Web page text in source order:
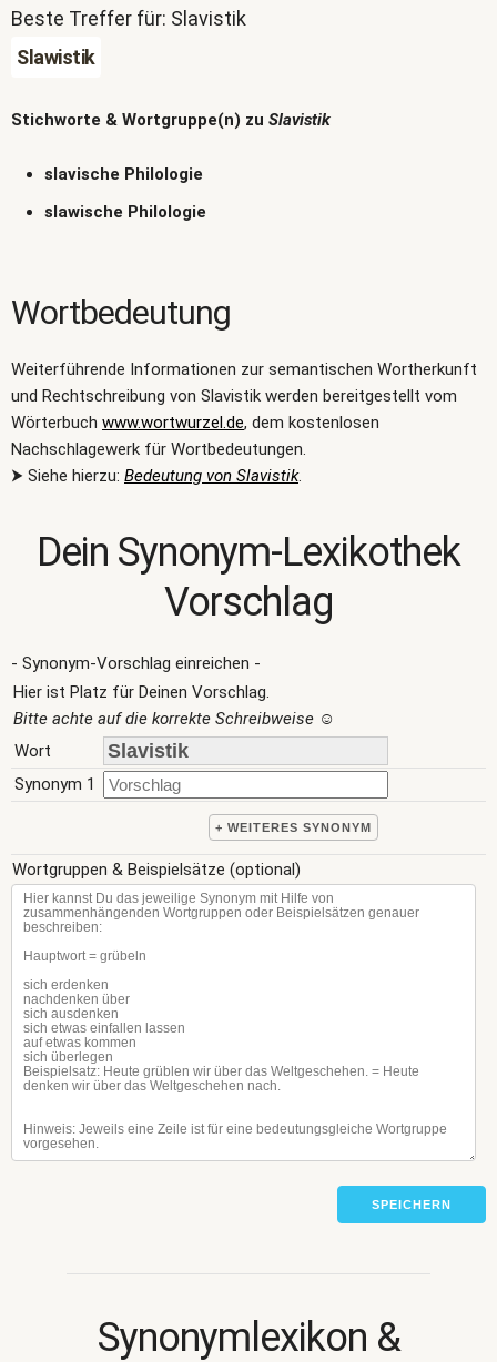
Beste Treffer für: Slavistik
Slawistik
Stichworte & Wortgruppe(n) zu Slavistik
slavische Philologie
slawische Philologie
Wortbedeutung
Weiterführende Informationen zur semantischen Wortherkunft
und Rechtschreibung von Slavistik werden bereitgestellt vom
Wörterbuch www.wortwurzel.de, dem kostenlosen
Nachschlagewerk für Wortbedeutungen.
⮞ Siehe hierzu: Bedeutung von Slavistik.
Dein Synonym-Lexikothek
Vorschlag
- Synonym-Vorschlag einreichen -
Hier ist Platz für Deinen Vorschlag.
Bitte achte auf die korrekte Schreibweise ☺
Wort
Synonym 1
+ WEITERES SYNONYM
Wortgruppen & Beispielsätze (optional)
SPEICHERN
Synonymlexikon &